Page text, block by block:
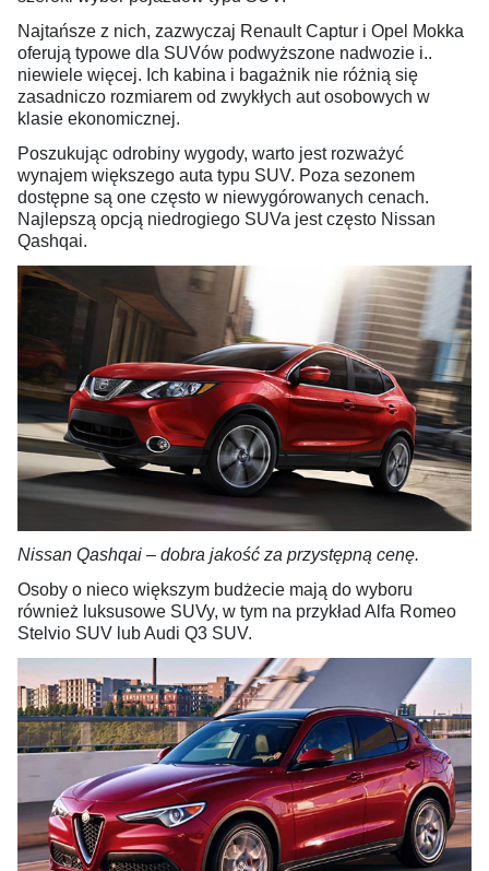
Najtańsze z nich, zazwyczaj Renault Captur i Opel Mokka
oferują typowe dla SUVów podwyższone nadwozie i..
niewiele więcej. Ich kabina i bagażnik nie różnią się
zasadniczo rozmiarem od zwykłych aut osobowych w
klasie ekonomicznej.
Poszukując odrobiny wygody, warto jest rozważyć
wynajem większego auta typu SUV. Poza sezonem
dostępne są one często w niewygórowanych cenach.
Najlepszą opcją niedrogiego SUVa jest często Nissan
Qashqai.
Nissan Qashqai – dobra jakość za przystępną cenę.
Osoby o nieco większym budżecie mają do wyboru
również luksusowe SUVy, w tym na przykład Alfa Romeo
Stelvio SUV lub Audi Q3 SUV.